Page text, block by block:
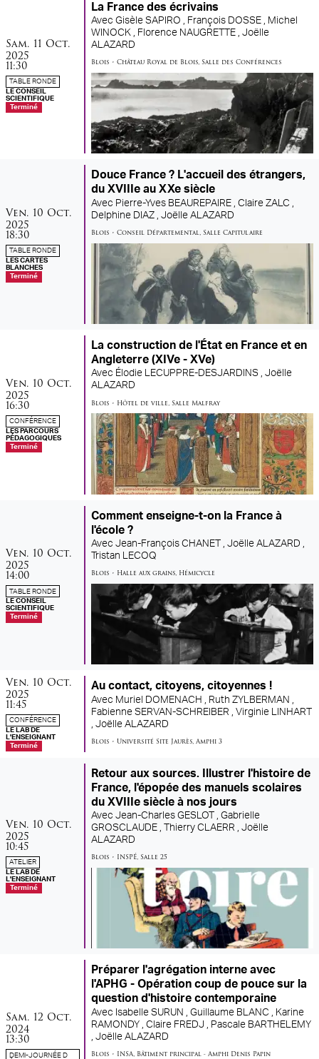
samedi
Sam. 11 octobre
Oct.
2025
11:30
TABLE RONDE
LE CONSEIL
SCIENTIFIQUE
Terminé
La France des écrivains
Avec Gisèle SAPIRO , François DOSSE , Michel
WINOCK , Florence NAUGRETTE , Joëlle
ALAZARD
Blois • Château Royal de Blois, Salle des Conférences
vendredi
Ven. 10 octobre
Oct.
2025
18:30
TABLE RONDE
LES CARTES
BLANCHES
Terminé
Douce France ? L'accueil des étrangers,
du XVIIIe au XXe siècle
Avec Pierre-Yves BEAUREPAIRE , Claire ZALC ,
Delphine DIAZ , Joëlle ALAZARD
Blois • Conseil Départemental, Salle Capitulaire
vendredi
Ven. 10 octobre
Oct.
2025
16:30
CONFÉRENCE
LES PARCOURS
PÉDAGOGIQUES
Terminé
La construction de l'État en France et en
Angleterre (XIVe - XVe)
Avec Élodie LECUPPRE-DESJARDINS , Joëlle
ALAZARD
Blois • Hôtel de ville, Salle Malfray
vendredi
Ven. 10 octobre
Oct.
2025
14:00
TABLE RONDE
LE CONSEIL
SCIENTIFIQUE
Terminé
Comment enseigne-t-on la France à
l'école ?
Avec Jean-François CHANET , Joëlle ALAZARD ,
Tristan LECOQ
Blois • Halle aux grains, Hémicycle
vendredi
Ven. 10 octobre
Oct.
2025
11:45
CONFÉRENCE
LE LAB DE
L'ENSEIGNANT
Terminé
Au contact, citoyens, citoyennes !
Avec Muriel DOMENACH , Ruth ZYLBERMAN ,
Fabienne SERVAN-SCHREIBER , Virginie LINHART
, Joëlle ALAZARD
Blois • Université Site Jaurès, Amphi 3
vendredi
Ven. 10 octobre
Oct.
2025
10:45
ATELIER
LE LAB DE
L'ENSEIGNANT
Terminé
Retour aux sources. Illustrer l'histoire de
France, l'épopée des manuels scolaires
du XVIIIe siècle à nos jours
Avec Jean-Charles GESLOT , Gabrielle
GROSCLAUDE ,
Thierry CLAERR , Joëlle
ALAZARD
Blois • INSPÉ, Salle 25
samedi
Sam. 12 octobre
Oct.
2024
13:30
DEMI-JOURNÉE D
Préparer l'agrégation interne avec
l'APHG - Opération coup de pouce sur la
question d'histoire contemporaine
Avec Isabelle SURUN , Guillaume BLANC ,
Karine
RAMONDY , Claire FREDJ ,
Pascale BARTHELEMY
Joëlle ALAZARD
Blois • INSA, Bâtiment principal - Amphi Denis Papin